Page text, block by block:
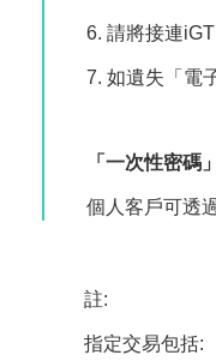
6. 請將接連
7. 如遺失「電
「一次性密碼」
個人客戶可透
註:
指定交易包括: